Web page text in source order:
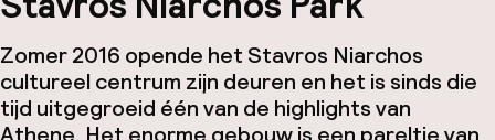
Zomer 2016 opende het Stavros Niarchos
cultureel centrum zijn deuren en het is sinds die
tijd uitgegroeid één van de highlights van